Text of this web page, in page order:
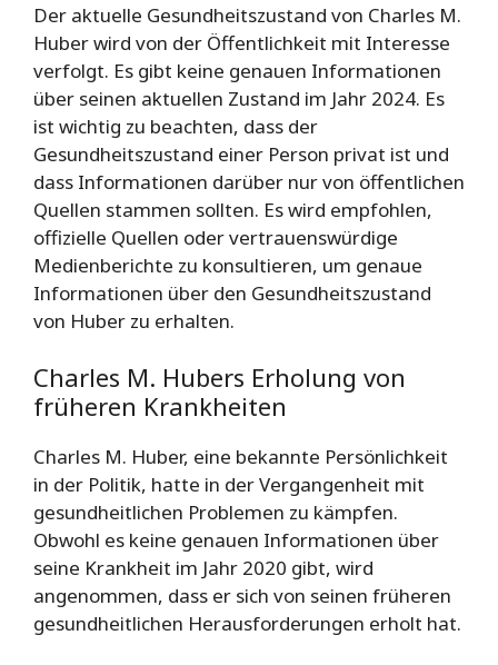
Der aktuelle Gesundheitszustand von Charles M.
Huber wird von der Öffentlichkeit mit Interesse
verfolgt. Es gibt keine genauen Informationen
über seinen aktuellen Zustand im Jahr 2024. Es
ist wichtig zu beachten, dass der
Gesundheitszustand einer Person privat ist und
dass Informationen darüber nur von öffentlichen
Quellen stammen sollten. Es wird empfohlen,
offizielle Quellen oder vertrauenswürdige
Medienberichte zu konsultieren, um genaue
Informationen über den Gesundheitszustand
von Huber zu erhalten.
Charles M. Hubers Erholung von
früheren Krankheiten
Charles M. Huber, eine bekannte Persönlichkeit
in der Politik, hatte in der Vergangenheit mit
gesundheitlichen Problemen zu kämpfen.
Obwohl es keine genauen Informationen über
seine Krankheit im Jahr 2020 gibt, wird
angenommen, dass er sich von seinen früheren
gesundheitlichen Herausforderungen erholt hat.